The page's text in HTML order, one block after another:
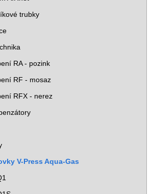
trubky
RA - pozink
RF - mosaz
RFX - nerez
V-Press Aqua-Gas